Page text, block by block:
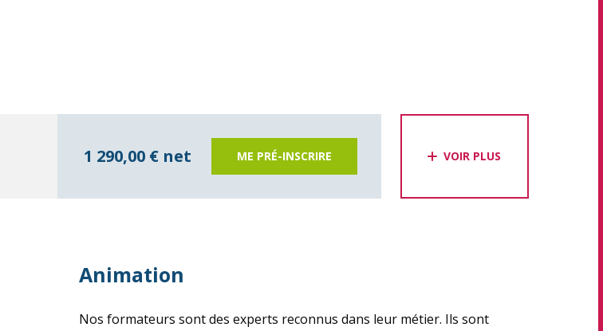
1 290,00 € net VOIR PLUS
ME PRÉ-INSCRIRE
Animation
Nos formateurs sont des experts reconnus dans leur métier. Ils sont